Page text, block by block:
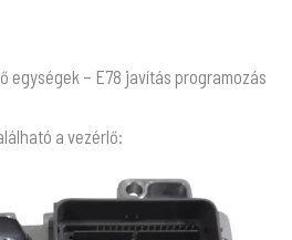
egységek – E78 javítás programozás
a vezérlő: